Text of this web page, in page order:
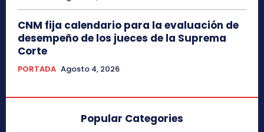
CNM fija calendario para la evaluación de
desempeño de los jueces de la Suprema
Corte
PORTADA Agosto 4, 2026
Popular Categories